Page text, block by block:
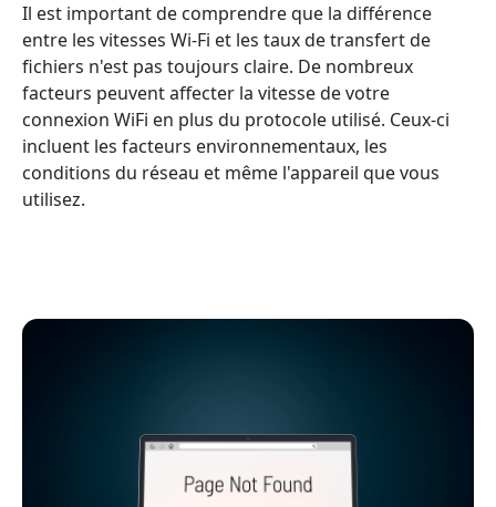
Il est important de comprendre que la différence
entre les vitesses Wi-Fi et les taux de transfert de
fichiers n'est pas toujours claire. De nombreux
facteurs peuvent affecter la vitesse de votre
connexion WiFi en plus du protocole utilisé. Ceux-ci
incluent les facteurs environnementaux, les
conditions du réseau et même l'appareil que vous
utilisez.